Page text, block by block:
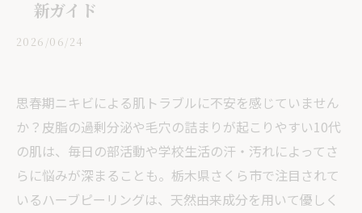
新ガイド
2026/06/24
思春期ニキビによる肌トラブルに不安を感じていません
か？皮脂の過剰分泌や毛穴の詰まりが起こりやすい10代
の肌は、毎日の部活動や学校生活の汗・汚れによってさ
らに悩みが深まることも。栃木県さくら市で注目されて
いるハーブピーリングは、天然由来成分を用いて優しく